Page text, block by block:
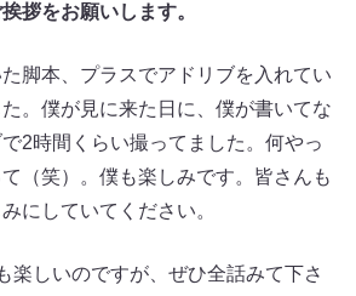
拶をお願いします。
脚本、プラスでアドリブを入れてい
。僕が見に来た日に、僕が書いてな
2時間くらい撮ってました。何やっ
（笑）。僕も楽しみです。皆さんも
にしていてください。
しいのですが、ぜひ全話みて下さ